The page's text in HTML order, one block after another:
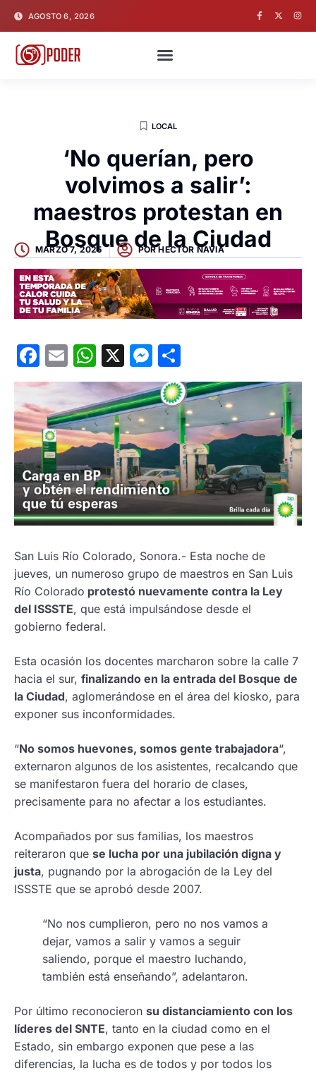
AGOSTO 6, 2026
LOCAL
‘No querían, pero
volvimos a salir’:
maestros protestan en
Bosque de la Ciudad
MARZO 7, 2025 PORHECTOR NAVIA
Facebook
EmailWhatsApp
X Messenger
San Luis Río Colorado, Sonora.- Esta noche de
jueves, un numeroso grupo de maestros en San Luis
Río Colorado protestó nuevamente contra la Ley
del ISSSTE, que está impulsándose desde el
gobierno federal.
Esta ocasión los docentes marcharon sobre la calle 7
hacia el sur, finalizando en la entrada del Bosque de
la Ciudad, aglomerándose en el área del kiosko, para
exponer sus inconformidades.
“No somos huevones, somos gente trabajadora“,
externaron algunos de los asistentes, recalcando que
se manifestaron fuera del horario de clases,
precisamente para no afectar a los estudiantes.
Acompañados por sus familias, los maestros
reiteraron que se lucha por una jubilación digna y
justa, pugnando por la abrogación de la Ley del
ISSSTE que se aprobó desde 2007.
“No nos cumplieron, pero no nos vamos a
dejar, vamos a salir y vamos a seguir
saliendo, porque el maestro luchando,
también está enseñando”, adelantaron.
Por último reconocieron su distanciamiento con los
líderes del SNTE, tanto en la ciudad como en el
Estado, sin embargo exponen que pese a las
diferencias, la lucha es de todos y por todos los